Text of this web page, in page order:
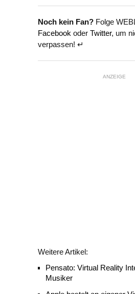
Noch kein Fan? Folge
Facebook oder Twitter, um
verpassen! ↵
ANZEIGE
Weitere Artikel:
Pensato: Virtual Reality
Musiker